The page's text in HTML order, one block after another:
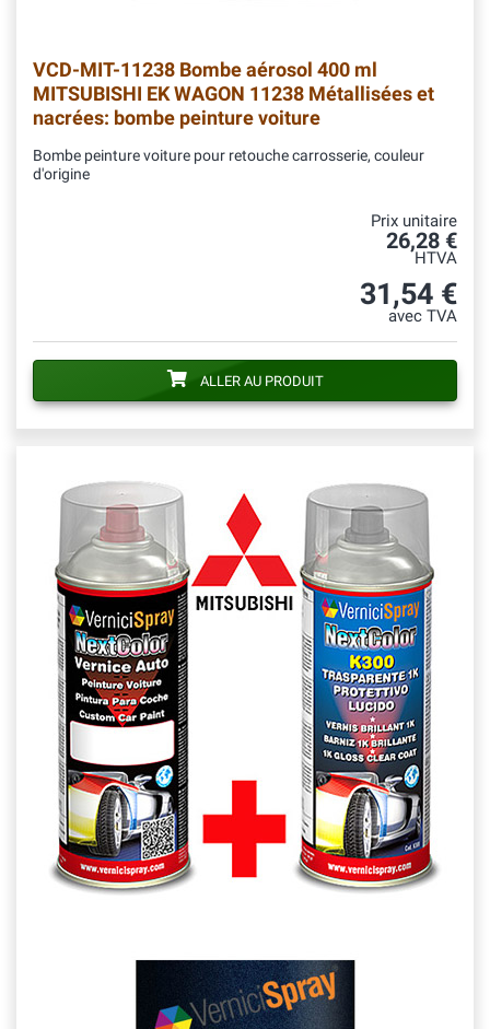
VCD-MIT-11238 Bombe aérosol 400 ml
MITSUBISHI EK WAGON 11238 Métallisées et
nacrées: bombe peinture voiture
Bombe peinture voiture pour retouche carrosserie, couleur
d'origine
Prix unitaire
26,28 €
HTVA
31,54 €
avec TVA
ALLER AU PRODUIT